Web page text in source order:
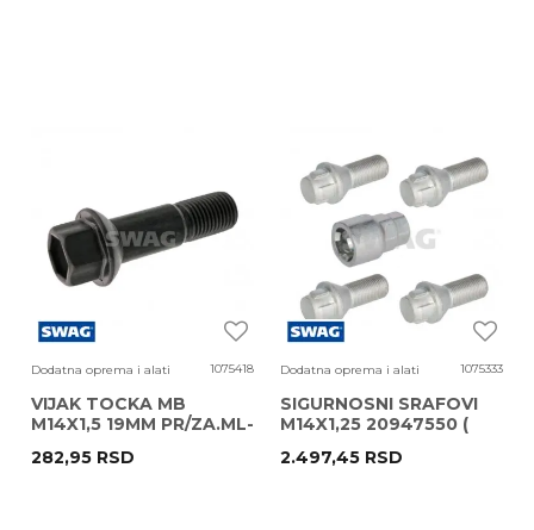
Dodatna oprema i alati 1075418
VIJAK TOCKA MB
M14X1,5 19MM PR/ZA.ML-
SWAG
282,95 RSD
Dodatna oprema i alati 1075333
SIGURNOSNI SRAFOVI
M14X1,25 20947550 (
2.497,45 RSD